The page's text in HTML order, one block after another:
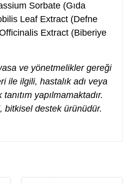
Sorbate (Gıda
Leaf Extract (Defne
Extract (Biberiye
ve yönetmelikler gereği
ile ilgili, hastalık adı veya
yapılmamaktadır.
bitkisel destek ürünüdür.